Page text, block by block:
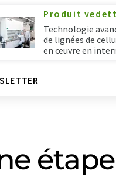
Produit
Technologie
de lignées de
en œuvre en
étape